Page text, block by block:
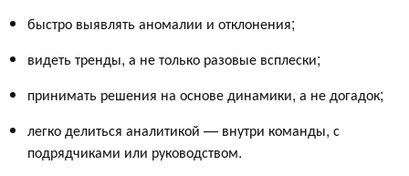
быстро выявлять аномалии и отклонения;
видеть тренды, а не только разовые всплески;
принимать решения на основе динамики, а не догадок;
легко делиться аналитикой — внутри команды, с
подрядчиками или руководством.